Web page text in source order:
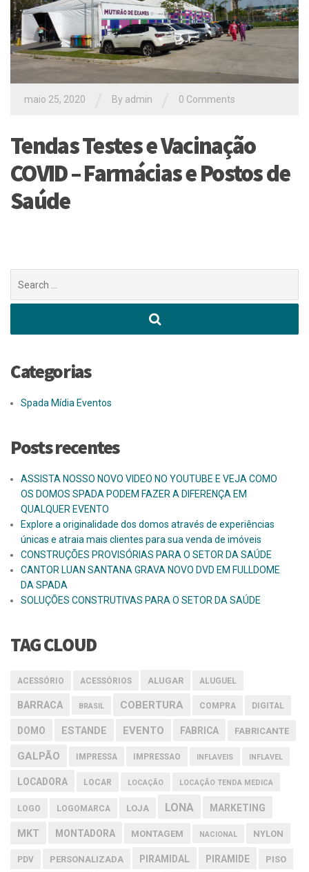
maio 25, 2020 By admin 0 Comments
Tendas Testes e Vacinação
COVID – Farmácias e Postos de
Saúde
por:
Categorias
Spada Mídia Eventos
Posts recentes
ASSISTA NOSSO NOVO VIDEO NO YOUTUBE E VEJA COMO
OS DOMOS SPADA PODEM FAZER A DIFERENÇA EM
QUALQUER EVENTO
Explore a originalidade dos domos através de experiências
únicas e atraia mais clientes para sua venda de imóveis
CONSTRUÇÕES PROVISÓRIAS PARA O SETOR DA SAÚDE
CANTOR LUAN SANTANA GRAVA NOVO DVD EM FULLDOME
DA SPADA
SOLUÇÕES CONSTRUTIVAS PARA O SETOR DA SAÚDE
TAG CLOUD
ACESSÓRIO ACESSÓRIOS ALUGAR ALUGUEL
BARRACA BRASIL COBERTURA COMPRA DIGITAL
DOMO ESTANDE EVENTO FABRICA FABRICANTE
GALPÃO IMPRESSA IMPRESSAO INFLAVEIS INFLAVEL
LOCADORA LOCAR LOCAÇÃO LOCAÇÃO TENDA MEDICA
LOGO LOGOMARCA LOJA LONA MARKETING
MKT MONTADORA MONTAGEM NACIONAL NYLON
PDV PERSONALIZADA PIRAMIDAL PIRAMIDE PISO